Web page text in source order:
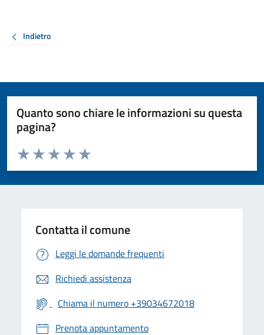
Indietro
Quanto sono chiare le informazioni su questa
pagina?
Valuta da 1 a 5 stelle la pagina
Valuta 5 stelle su 5
Valuta 4 stelle su 5
Valuta 3 stelle su 5
Valuta 2 stelle su 5
Valuta 1 stelle su 5
Contatta il comune
Leggi le domande frequenti
Richiedi assistenza
Chiama il numero +39034672018
Prenota appuntamento